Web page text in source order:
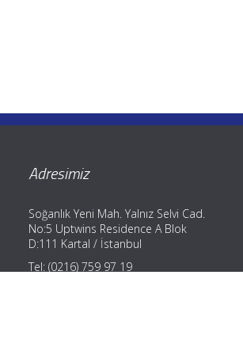
Adresimiz
Soğanlık Yeni Mah. Yalnız Selvi Cad.
No:5 Uptwins Residence A Blok
D:111 Kartal / İstanbul
Tel: (0216) 759 97 19